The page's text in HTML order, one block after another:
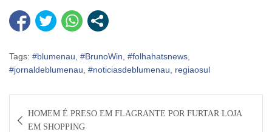
Tags: #blumenau #BrunoWin #folhahatsnews
#jornaldeblumenau #noticiasdeblumenau regiaosul
de
HOMEM É PRESO EM FLAGRANTE POR FURTAR LOJA
EM SHOPPING